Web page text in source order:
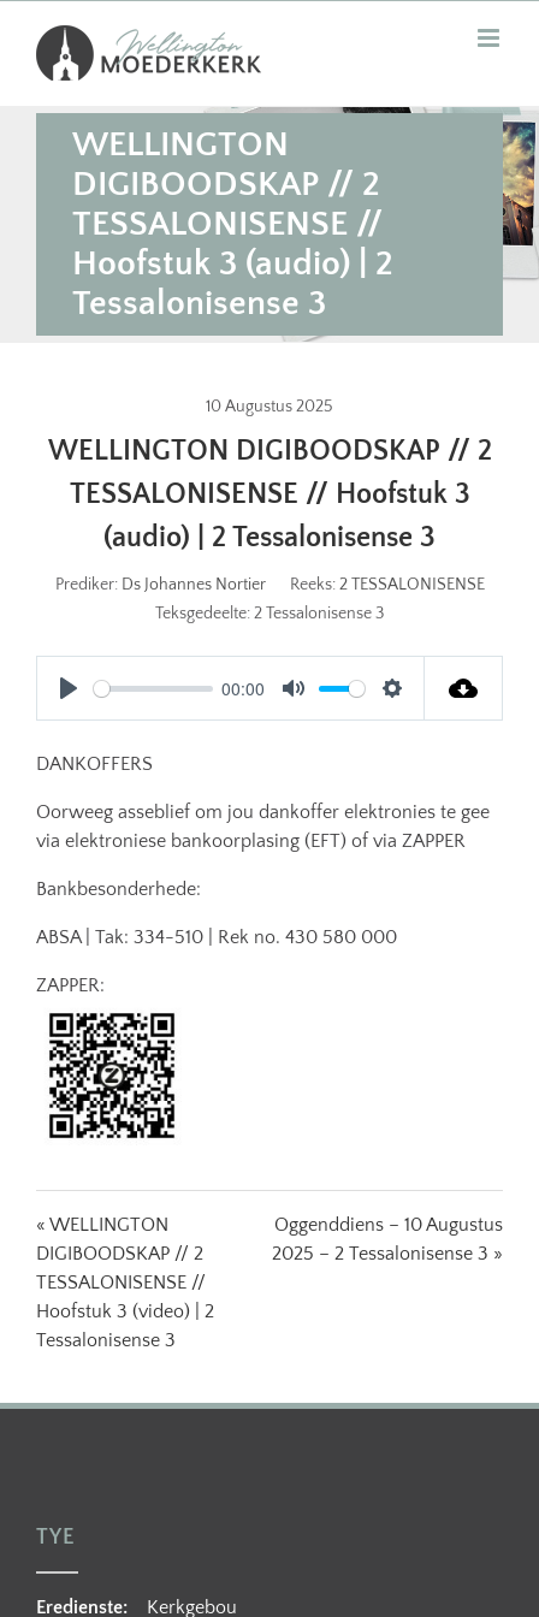
content
WELLINGTON
DIGIBOODSKAP // 2
TESSALONISENSE //
Hoofstuk 3 (audio) | 2
Tessalonisense 3
10 Augustus 2025
WELLINGTON DIGIBOODSKAP // 2
TESSALONISENSE // Hoofstuk 3
(audio) | 2 Tessalonisense 3
Prediker: Ds Johannes Nortier Reeks: 2 TESSALONISENSE
Teksgedeelte:2 Tessalonisense 3
Play
00:00
Mute Settings
DANKOFFERS
Oorweeg asseblief om jou dankoffer elektronies te gee
via elektroniese bankoorplasing (EFT) of via ZAPPER
Bankbesonderhede:
ABSA | Tak: 334-510 | Rek no. 430 580 000
ZAPPER:
« WELLINGTON
DIGIBOODSKAP // 2
TESSALONISENSE //
Hoofstuk 3 (video) | 2
Tessalonisense 3
Oggenddiens – 10 Augustus
2025 – 2 Tessalonisense 3 »
TYE
Eredienste: Kerkgebou